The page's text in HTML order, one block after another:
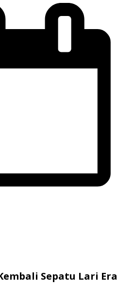
Sepatu Lari Era